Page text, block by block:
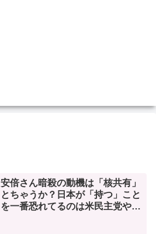
安倍さん暗殺の動機は「核共有」
とちゃうか？日本が「持つ」こと
を一番恐れてるのは米民主党や